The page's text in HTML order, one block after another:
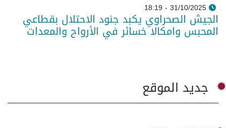
31/10/2025 - 18:19
الجيش الصحراوي يكبد جنود الاحتلال بقطاعي
المحبس وامكالا خسائر في الأرواح والمعدات
جديد الموقع